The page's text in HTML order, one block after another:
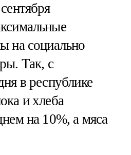
на социально
Так, с
в республике
и хлеба
на 10%, а мяса